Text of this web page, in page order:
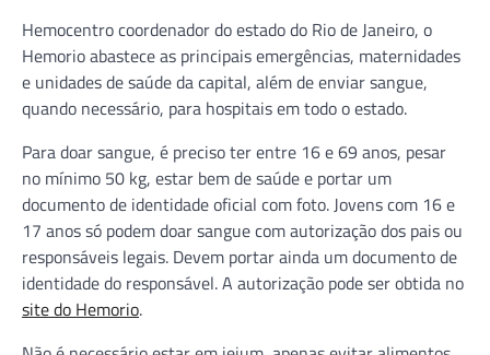
Hemocentro coordenador do estado do Rio de Janeiro, o
Hemorio abastece as principais emergências, maternidades
e unidades de saúde da capital, além de enviar sangue,
quando necessário, para hospitais em todo o estado.
Para doar sangue, é preciso ter entre 16 e 69 anos, pesar
no mínimo 50 kg, estar bem de saúde e portar um
documento de identidade oficial com foto. Jovens com 16 e
17 anos só podem doar sangue com autorização dos pais ou
responsáveis legais. Devem portar ainda um documento de
identidade do responsável. A autorização pode ser obtida no
site do Hemorio.